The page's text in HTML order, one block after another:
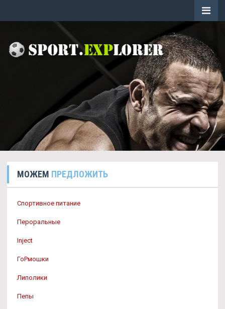
МОЖЕМ ПРЕДЛОЖИТЬ
Спортивное питание
Пероральные
Inject
ГоРмошки
Липолики
Пепы